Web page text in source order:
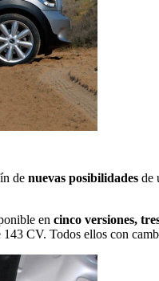
de nuevas posibilidades de
en cinco versiones,
CV. Todos ellos con